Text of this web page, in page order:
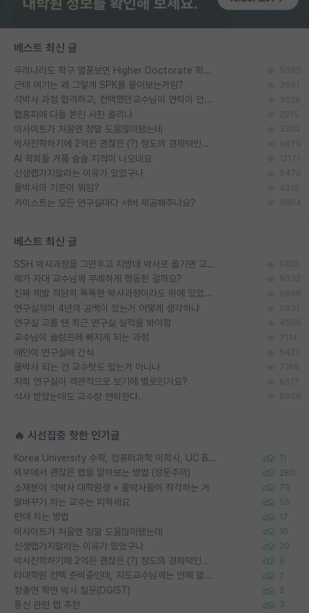
베스트 최신 글
우리나라도 학구 열풍보면 Higher Doctorate 학위가 필요하다고 봅니다. 5065
근데 여기는 왜 그렇게 SPK를 물어보는거임? 3691
석박사 과정 합격하고, 컨택했던교수님이 연락이 안됩니다... 3629
랩홈피에 다들 본인 사진 올리냐 2915
이사이트가 처음엔 정말 도움많이됐는데 3302
박사진학하기에 2억은 괜찮은 (?) 정도의 경제력인가요 9679
AI 학회들 거품 슬슬 지적이 나오네요 12171
신생랩가지말라는 이유가 있었구나 9470
물박사의 기준이 뭐임? 4818
카이스트는 모든 연구실마다 서버 제공해주나요? 3804
베스트 최신 글
SSH 박사과정을 그만두고 지방대 박사로 옮기면 교수의 꿈은 끝일까요? 6103
제가 자대 교수님께 무례하게 행동한 걸까요? 9332
진짜 제발 적당히 똑똑한 박사과정이라도 위에 있었으면.. 6868
연구실적이 4년의 공백이 있는거 어떻게 생각하냐 5931
연구실 고를 땐 최근 연구실 실적을 봐야함 4506
교수님이 슬럼프에 빠지게 되는 과정 7114
애인이 연구실에 간식 5423
물박사 되는 건 교수탓도 있는거 아니냐 7168
저희 연구실이 객관적으로 보기에 별로인가요? 6517
석사 받았는데도 교수랑 연락한다. 9908
🔥 시선집중 핫한 인기글
Korea University 수학, 컴퓨터과학 이학사, UC Berkeley 산업공학 대학원 공학박사가 되는 것은 쉽지 않겠죠? 11
외부에서 괜찮은 랩을 알아보는 방법 (장문주의) 280
소재분야 석박사 대학원생 + 물박사들이 착각하는 거 79
말바꾸기 하는 교수는 피하세요 55
편애 하는 방법 17
이사이트가 처음엔 정말 도움많이됐는데 16
신생랩가지말라는 이유가 있었구나 20
박사진학하기에 2억은 괜찮은 (?) 정도의 경제력인가요 9
타대학원 컨텍 준비중인데, 지도교수님께는 언제 말씀드려야 할까요? 2
정출연 학연 박사 질문(DGIST) 2
통신 관련 랩 추천 3